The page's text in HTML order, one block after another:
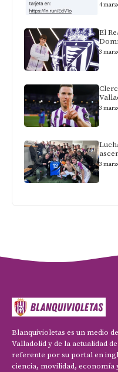
4
El
3
3
3
Blanquivioletas es un medio
Valladolid y de la actualidad
referente por su portal en
ciencia, movilidad,